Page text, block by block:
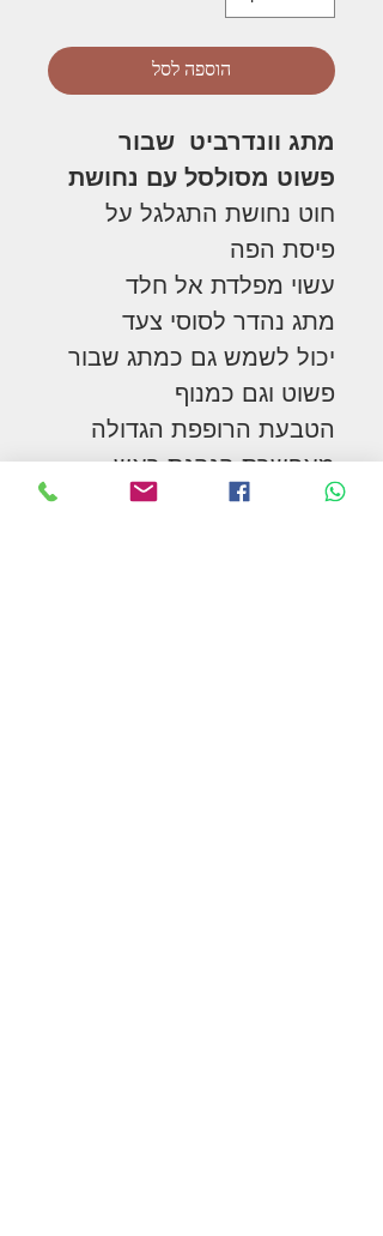
הוספה לסל
מתג וונדרביט שבור
פשוט מסולסל עם נחושת
חוט נחושת התגלגל על
פיסת הפה
עשוי מפלדת אל חלד
מתג נהדר לסוסי צעד
יכול לשמש גם כמתג שבור
פשוט וגם כמנוף
הטבעת הרופפת הגדולה
מאפשרת הנהנת ראש,
תנועה חיובית עם סוסי טנסי